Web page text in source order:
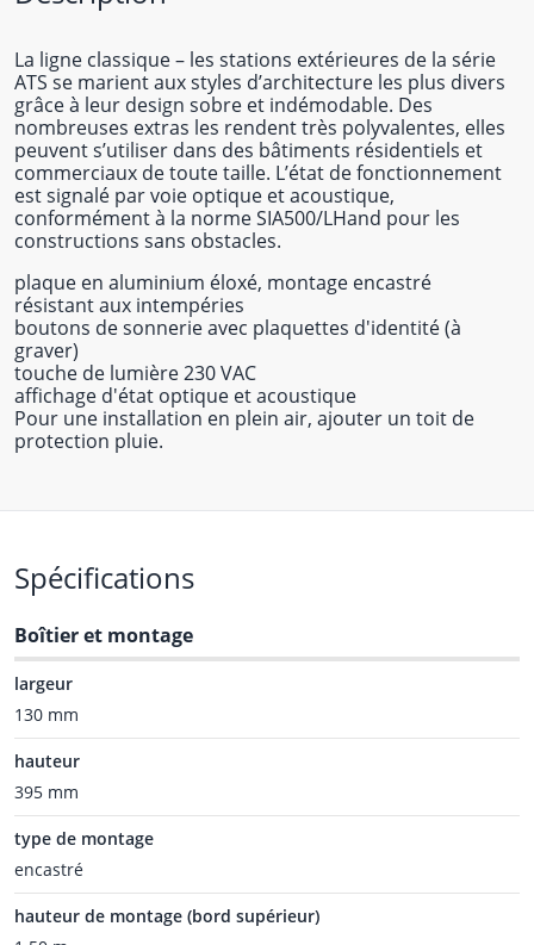
La ligne classique – les stations extérieures de la série
ATS se marient aux styles d’architecture les plus divers
grâce à leur design sobre et indémodable. Des
nombreuses extras les rendent très polyvalentes, elles
peuvent s’utiliser dans des bâtiments résidentiels et
commerciaux de toute taille. L’état de fonctionnement
est signalé par voie optique et acoustique,
conformément à la norme SIA500/LHand pour les
constructions sans obstacles.
plaque en aluminium éloxé, montage encastré
résistant aux intempéries
boutons de sonnerie avec plaquettes d'identité (à
graver)
touche de lumière 230 VAC
affichage d'état optique et acoustique
Pour une installation en plein air, ajouter un toit de
protection pluie.
Spécifications
Boîtier et montage
largeur
130 mm
hauteur
395 mm
type de montage
encastré
hauteur de montage (bord supérieur)